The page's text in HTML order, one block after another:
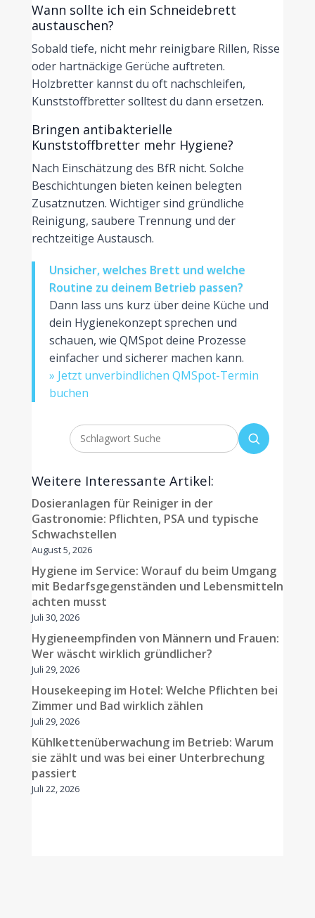
Wann sollte ich ein Schneidebrett
austauschen?
Sobald tiefe, nicht mehr reinigbare Rillen, Risse
oder hartnäckige Gerüche auftreten.
Holzbretter kannst du oft nachschleifen,
Kunststoffbretter solltest du dann ersetzen.
Bringen antibakterielle
Kunststoffbretter mehr Hygiene?
Nach Einschätzung des BfR nicht. Solche
Beschichtungen bieten keinen belegten
Zusatznutzen. Wichtiger sind gründliche
Reinigung, saubere Trennung und der
rechtzeitige Austausch.
Unsicher, welches Brett und welche
Routine zu deinem Betrieb passen?
Dann lass uns kurz über deine Küche und
dein Hygienekonzept sprechen und
schauen, wie QMSpot deine Prozesse
einfacher und sicherer machen kann.
» Jetzt unverbindlichen QMSpot-Termin
buchen
Weitere Interessante Artikel:
Dosieranlagen für Reiniger in der
Gastronomie: Pflichten, PSA und typische
Schwachstellen
August 5, 2026
Hygiene im Service: Worauf du beim Umgang
mit Bedarfsgegenständen und Lebensmitteln
achten musst
Juli 30, 2026
Hygieneempfinden von Männern und Frauen:
Wer wäscht wirklich gründlicher?
Juli 29, 2026
Housekeeping im Hotel: Welche Pflichten bei
Zimmer und Bad wirklich zählen
Juli 29, 2026
Kühlkettenüberwachung im Betrieb: Warum
sie zählt und was bei einer Unterbrechung
passiert
Juli 22, 2026